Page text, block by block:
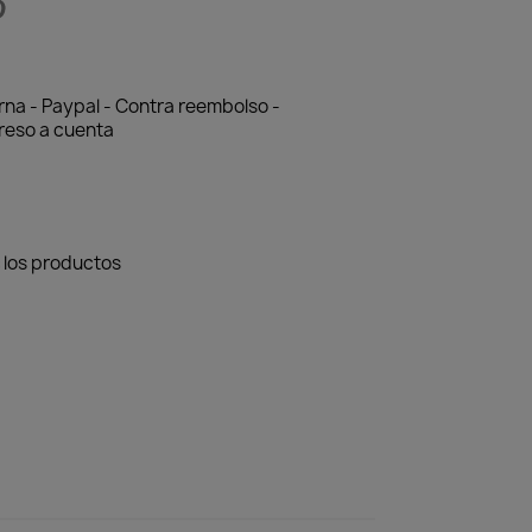
- Paypal - Contra reembolso -
a cuenta
productos